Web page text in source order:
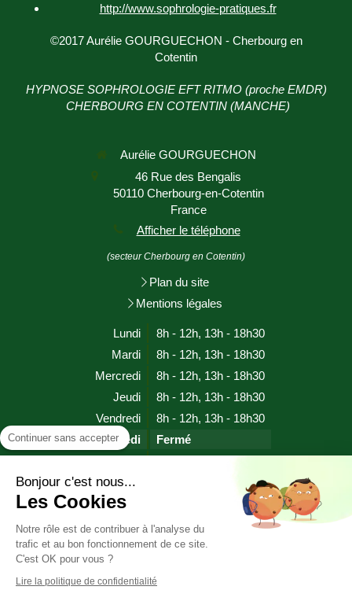
http://www.sophrologie-pratiques.fr
©2017 Aurélie GOURGUECHON - Cherbourg en
Cotentin
HYPNOSE SOPHROLOGIE EFT RITMO (proche EMDR)
CHERBOURG EN COTENTIN (MANCHE)
Aurélie GOURGUECHON
46 Rue des Bengalis
50110 Cherbourg-en-Cotentin
France
Afficher le téléphone
(secteur Cherbourg en Cotentin)
Plan du site
Mentions légales
Lundi 8h - 12h, 13h - 18h30
Mardi
8h - 12h, 13h - 18h30
Mercredi
8h - 12h, 13h - 18h30
Jeudi
8h - 12h, 13h - 18h30
Vendredi
8h - 12h, 13h - 18h30
Samedi
Fermé
Prendre rendez-vous
HYPNOSE SOPHROLOGIE EFT RITMO (proche EMDR)
Continuer sans accepter
Bonjour c'est nous...
Les Cookies
Notre rôle est de contribuer à l'analyse du
trafic et au bon fonctionnement de ce site.
C'est OK pour vous ?
Lire la politique de confidentialité